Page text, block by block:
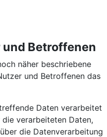
und Betroffenen
näher beschriebene
und Betroffenen das
Daten verarbeitet
verarbeiteten Daten,
die Datenverarbeitung